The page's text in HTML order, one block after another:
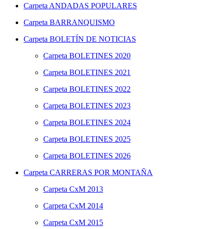
Carpeta ANDADAS POPULARES
Carpeta BARRANQUISMO
Carpeta BOLETÍN DE NOTICIAS
Carpeta BOLETINES 2020
Carpeta BOLETINES 2021
Carpeta BOLETINES 2022
Carpeta BOLETINES 2023
Carpeta BOLETINES 2024
Carpeta BOLETINES 2025
Carpeta BOLETINES 2026
Carpeta CARRERAS POR MONTAÑA
Carpeta CxM 2013
Carpeta CxM 2014
Carpeta CxM 2015